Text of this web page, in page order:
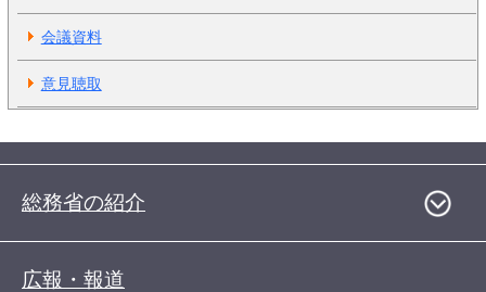
会議資料
意見聴取
総務省の紹介
広報・報道